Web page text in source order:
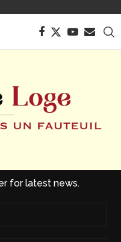
for latest news.